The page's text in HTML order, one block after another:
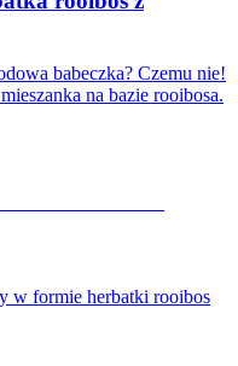
babeczka? Czemu nie!
na bazie rooibosa.
w formie herbatki rooibos